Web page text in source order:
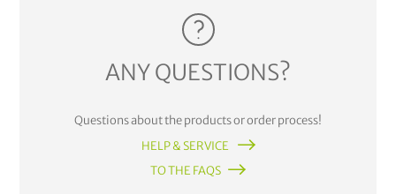
ANY QUESTIONS?
Questions about the products or order process!
HELP & SERVICE
TO THE FAQS